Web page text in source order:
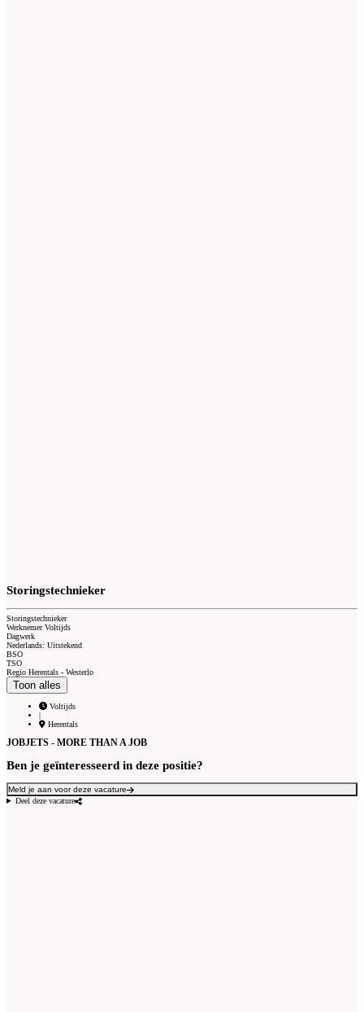
Storingstechnieker
Storingstechnieker
Werknemer Voltijds
Dagwerk
Nederlands: Uitstekend
BSO
TSO
Regio Herentals - Westerlo
Toon alles
Voltijds
|
Herentals
JOBJETS - MORE THAN A JOB
Ben je geïnteresseerd in deze positie?
Meld je aan voor deze vacature
Deel deze vacature